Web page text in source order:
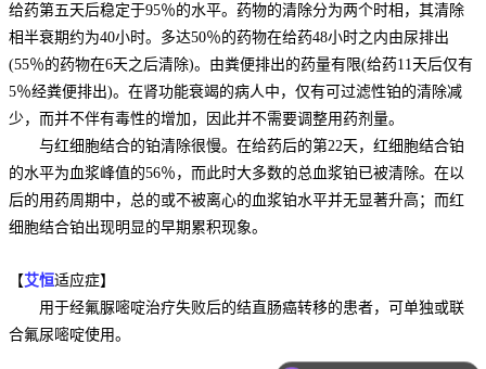
给药第五天后稳定于95％的水平。药物的清除分为两个时相，其清除
相半衰期约为40小时。多达50％的药物在给药48小时之内由尿排出
(55％的药物在6天之后清除)。由粪便排出的药量有限(给药11天后仅有
5％经粪便排出)。在肾功能衰竭的病人中，仅有可过滤性铂的清除减
少，而并不伴有毒性的增加，因此并不需要调整用药剂量。
与红细胞结合的铂清除很慢。在给药后的第22天，红细胞结合铂
的水平为血浆峰值的56％，而此时大多数的总血浆铂已被清除。在以
后的用药周期中，总的或不被离心的血浆铂水平并无显著升高；而红
细胞结合铂出现明显的早期累积现象。
【艾恒适应症】
用于经氟脲嘧啶治疗失败后的结直肠癌转移的患者，可单独或联
合氟尿嘧啶使用。